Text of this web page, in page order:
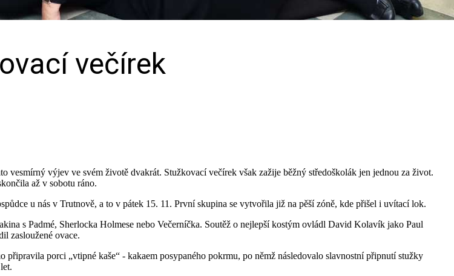
večírek
vesmírný výjev ve svém životě dvakrát. Stužkovací večírek však zažije běžný středoškolák jen jednou za život.
až v sobotu ráno.
u nás v Trutnově, a to v pátek 15. 11. První skupina se vytvořila již na pěší zóně, kde přišel i uvítací lok.
s Padmé, Sherlocka Holmese nebo Večerníčka. Soutěž o nejlepší kostým ovládl David Kolavík jako Paul
zasloužené ovace.
porci „vtipné kaše“ ‑ kakaem posypaného pokrmu, po němž následovalo slavnostní připnutí stužky